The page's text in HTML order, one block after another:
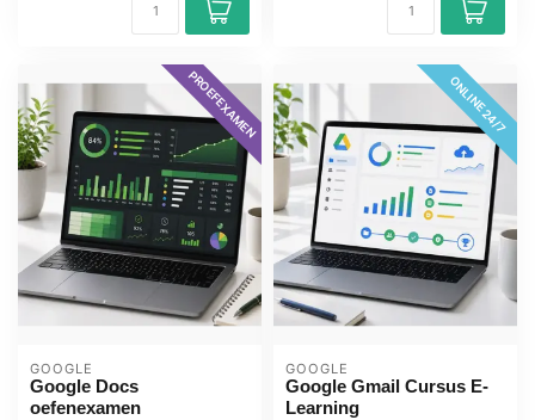
PROEFEXAMEN
GOOGLE
Google Docs
oefenexamen
ONLINE 24/7
GOOGLE
Google Gmail Cursus E-
Learning